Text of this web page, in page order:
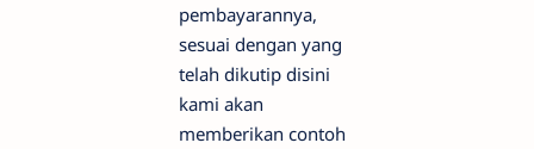
pembayarannya,
sesuai dengan yang
telah dikutip disini
kami akan
memberikan contoh